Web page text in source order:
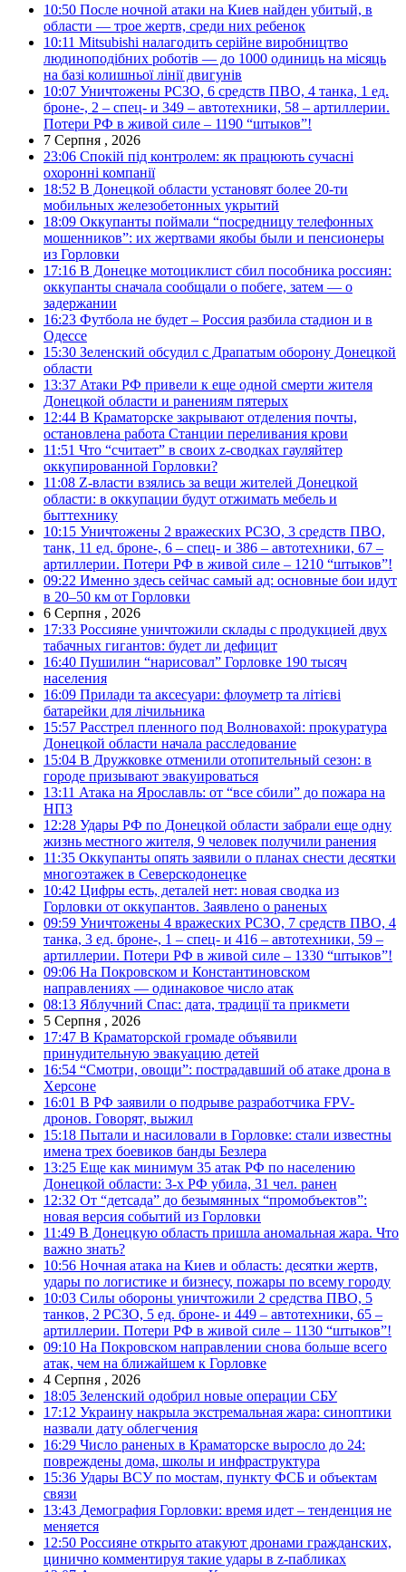
10:50 После ночной атаки на Киев найден убитый, в
области — трое жертв, среди них ребенок
10:11 Mitsubishi налагодить серійне виробництво
людиноподібних роботів — до 1000 одиниць на місяць
на базі колишньої лінії двигунів
10:07 Уничтожены РСЗО, 6 средств ПВО, 4 танка, 1 ед.
броне-, 2 – спец- и 349 – автотехники, 58 – артиллерии.
Потери РФ в живой силе – 1190 “штыков”!
7 Серпня , 2026
23:06 Спокій під контролем: як працюють сучасні
охоронні компанії
18:52 В Донецкой области установят более 20-ти
мобильных железобетонных укрытий
18:09 Оккупанты поймали “посредницу телефонных
мошенников”: их жертвами якобы были и пенсионеры
из Горловки
17:16 В Донецке мотоциклист сбил пособника россиян:
оккупанты сначала сообщали о побеге, затем — о
задержании
16:23 Футбола не будет – Россия разбила стадион и в
Одессе
15:30 Зеленский обсудил с Драпатым оборону Донецкой
области
13:37 Атаки РФ привели к еще одной смерти жителя
Донецкой области и ранениям пятерых
12:44 В Краматорске закрывают отделения почты,
остановлена работа Станции переливания крови
11:51 Что “считает” в своих z-сводках гауляйтер
оккупированной Горловки?
11:08 Z-власти взялись за вещи жителей Донецкой
области: в оккупации будут отжимать мебель и
быттехнику
10:15 Уничтожены 2 вражеских РСЗО, 3 средств ПВО,
танк, 11 ед. броне-, 6 – спец- и 386 – автотехники, 67 –
артиллерии. Потери РФ в живой силе – 1210 “штыков”!
09:22 Именно здесь сейчас самый ад: основные бои идут
в 20–50 км от Горловки
6 Серпня , 2026
17:33 Россияне уничтожили склады с продукцией двух
табачных гигантов: будет ли дефицит
16:40 Пушилин “нарисовал” Горловке 190 тысяч
населения
16:09 Прилади та аксесуари: флоуметр та літієві
батарейки для лічильника
15:57 Расстрел пленного под Волновахой: прокуратура
Донецкой области начала расследование
15:04 В Дружковке отменили отопительный сезон: в
городе призывают эвакуироваться
13:11 Атака на Ярославль: от “все сбили” до пожара на
НПЗ
12:28 Удары РФ по Донецкой области забрали еще одну
жизнь местного жителя, 9 человек получили ранения
11:35 Оккупанты опять заявили о планах снести десятки
многоэтажек в Северскодонецке
10:42 Цифры есть, деталей нет: новая сводка из
Горловки от оккупантов. Заявлено о раненых
09:59 Уничтожены 4 вражеских РСЗО, 7 средств ПВО, 4
танка, 3 ед. броне-, 1 – спец- и 416 – автотехники, 59 –
артиллерии. Потери РФ в живой силе – 1330 “штыков”!
09:06 На Покровском и Константиновском
направлениях — одинаковое число атак
08:13 Яблучний Спас: дата, традиції та прикмети
5 Серпня , 2026
17:47 В Краматорской громаде объявили
принудительную эвакуацию детей
16:54 “Смотри, овощи”: пострадавший об атаке дрона в
Херсоне
16:01 В РФ заявили о подрыве разработчика FPV-
дронов. Говорят, выжил
15:18 Пытали и насиловали в Горловке: стали известны
имена трех боевиков банды Безлера
13:25 Еще как минимум 35 атак РФ по населению
Донецкой области: 3-х РФ убила, 31 чел. ранен
12:32 От “детсада” до безымянных “промобъектов”:
новая версия событий из Горловки
11:49 В Донецкую область пришла аномальная жара. Что
важно знать?
10:56 Ночная атака на Киев и область: десятки жертв,
удары по логистике и бизнесу, пожары по всему городу
10:03 Силы обороны уничтожили 2 средства ПВО, 5
танков, 2 РСЗО, 5 ед. броне- и 449 – автотехники, 65 –
артиллерии. Потери РФ в живой силе – 1130 “штыков”!
09:10 На Покровском направлении снова больше всего
атак, чем на ближайшем к Горловке
4 Серпня , 2026
18:05 Зеленский одобрил новые операции СБУ
17:12 Украину накрыла экстремальная жара: синоптики
назвали дату облегчения
16:29 Число раненых в Краматорске выросло до 24:
повреждены дома, школы и инфраструктура
15:36 Удары ВСУ по мостам, пункту ФСБ и объектам
связи
13:43 Демография Горловки: время идет – тенденция не
меняется
12:50 Россияне открыто атакуют дронами гражданских,
цинично комментируя такие удары в z-пабликах